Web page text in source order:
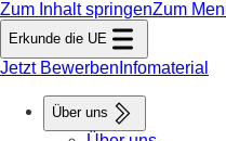
Zum Inhalt springenZum
Erkunde die UE
Jetzt Bewerben Infomaterial
Über uns